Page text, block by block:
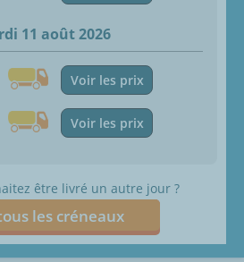
11 août 2026
Voir les prix
Voir les prix
être livré un autre jour ?
les créneaux